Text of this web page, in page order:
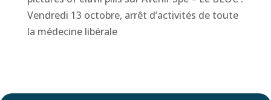
Vendredi 13 octobre, arrêt d’activités de toute
la médecine libérale